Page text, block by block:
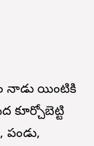
నాడు యింటికి
కూర్చోబెట్టి
పండు,